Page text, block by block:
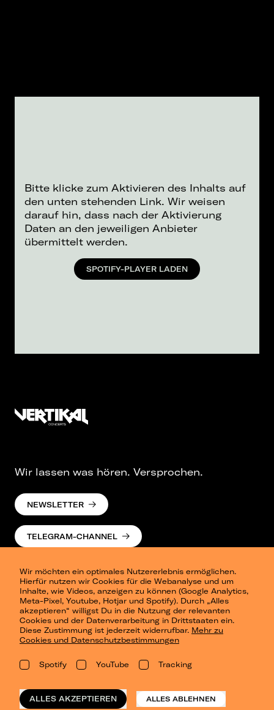
Bitte klicke zum Aktivieren des Inhalts auf
den unten stehenden Link. Wir weisen
darauf hin, dass nach der Aktivierung
Daten an den jeweiligen Anbieter
übermittelt werden.
SPOTIFY-PLAYER LADEN
Wir möchten ein optimales Nutzererlebnis ermöglichen.
Hierfür nutzen wir Cookies für die Webanalyse und um
Inhalte, wie Videos, anzeigen zu können (Google Analytics,
Meta-Pixel, Youtube, Hotjar und Spotify). Durch „Alles
akzeptieren“ willigst Du in die Nutzung der relevanten
Cookies und der Datenverarbeitung in Drittstaaten ein.
Diese Zustimmung ist jederzeit widerrufbar. Mehr zu
Cookies und Datenschutzbestimmungen
Spotify YouTube Tracking
ALLES AKZEPTIEREN ALLES ABLEHNEN
Wir lassen was hören. Versprochen.
NEWSLETTER
TELEGRAM-CHANNEL
Presse
Berlin
Dresden
Leipzig
Konzertsommer Petersberg
Vergangene Shows
o_team